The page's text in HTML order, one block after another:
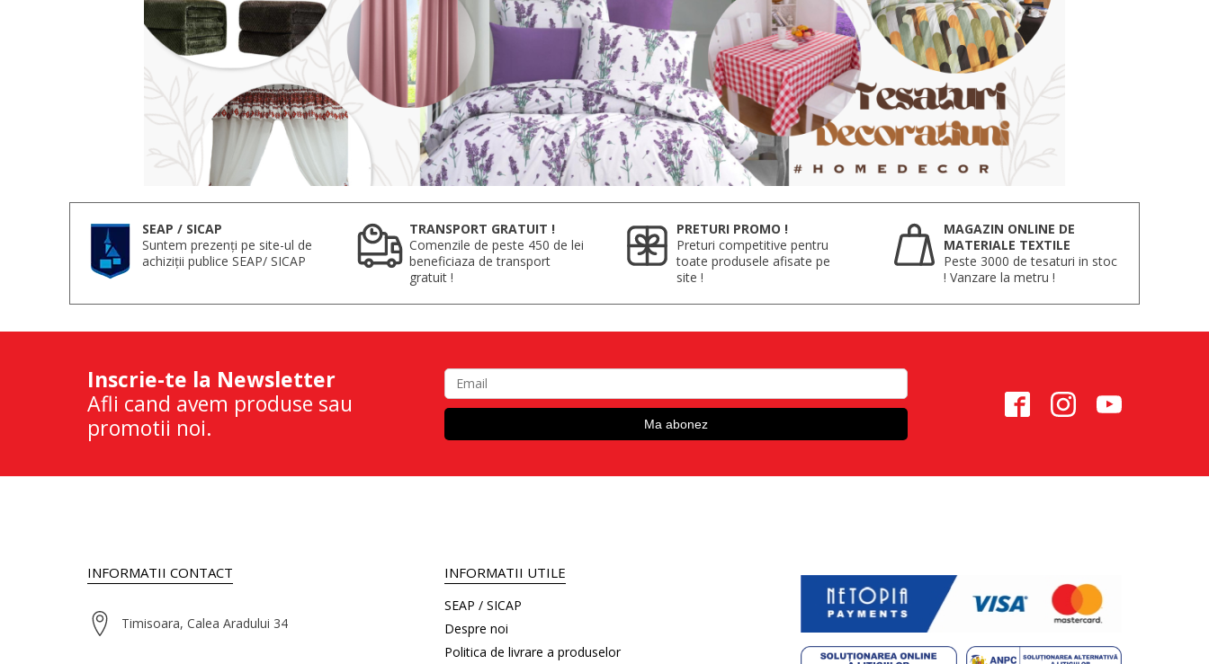
SEAP / SICAP
Suntem prezenți pe site-ul de
achiziții publice SEAP/ SICAP
TRANSPORT GRATUIT !
Comenzile de peste 450 de lei
beneficiaza de transport
gratuit !
PRETURI PROMO !
Preturi competitive pentru
toate produsele afisate pe
site !
MAGAZIN ONLINE DE
MATERIALE TEXTILE
Peste 3000 de tesaturi in stoc
! Vanzare la metru !
Inscrie-te la Newsletter
Afli cand avem produse sau
promotii noi.
INFORMATII CONTACT
Timisoara, Calea Aradului 34
INFORMATII UTILE
SEAP / SICAP
Despre noi
Politica de livrare a produselor